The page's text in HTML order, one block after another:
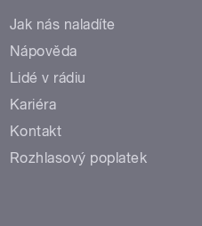
Jak nás naladíte
Nápověda
Lidé v rádiu
Kariéra
Kontakt
Rozhlasový poplatek